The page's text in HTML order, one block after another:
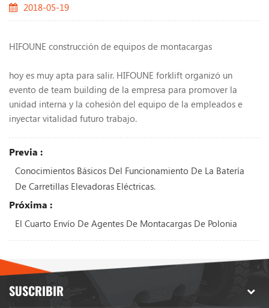
2018-05-19
HIFOUNE construcción de equipos de montacargas
hoy es muy apta para salir. HIFOUNE forklift organizó un
evento de team building de la empresa para promover la
unidad interna y la cohesión del equipo de la empleados e
inyectar vitalidad futuro trabajo.
Previa :
Conocimientos Básicos Del Funcionamiento De La Batería
De Carretillas Elevadoras Eléctricas.
Próxima :
El Cuarto Envío De Agentes De Montacargas De Polonia
SUSCRIBIR